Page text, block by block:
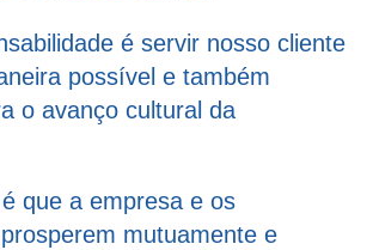
é servir nosso cliente
possível e também
o avanço cultural da
que a empresa e os
mutuamente e